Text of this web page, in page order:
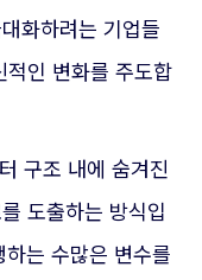
화하려는 기업들
적인 변화를 주도합
구조 내에 숨겨진
도출하는 방식입
는 수많은 변수를